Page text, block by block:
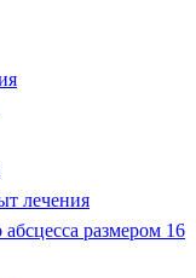
лечения
размером 16